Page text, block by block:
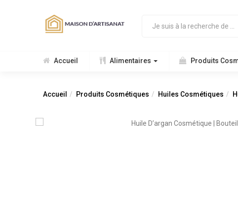
Accueil Alimentaires Produits
Accueil Produits Cosmétiques Huiles Cosmétiques